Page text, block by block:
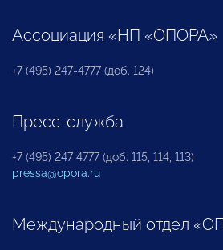
Ассоциация «НП «ОПОРА»
+7 (495) 247-4777 (доб. 124)
Пресс-служба
+7 (495) 247 4777 (доб. 115, 114, 113)
pressa@opora.ru
Международный отдел